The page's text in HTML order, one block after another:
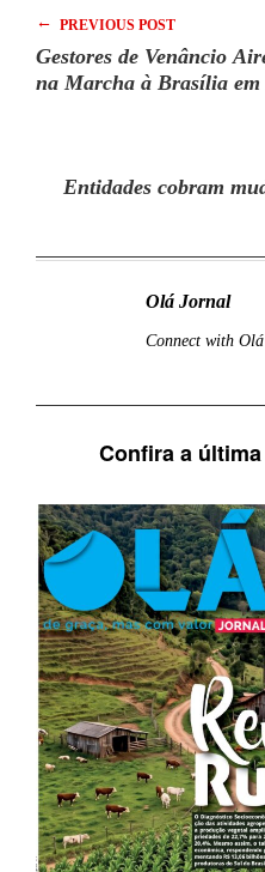
← PREVIOUS POST
Gestores de Venâncio
na Marcha à Brasília
Entidades cobram
Olá Jornal
Connect with
Confira a